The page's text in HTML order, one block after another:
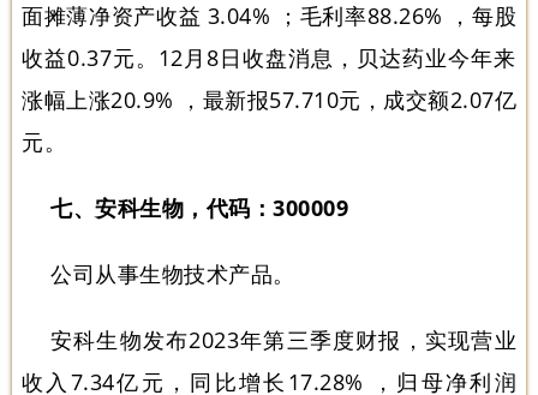
面摊薄净资产收益 3.04% ；毛利率88.26% ，每股
收益0.37元。12月8日收盘消息，贝达药业今年来
涨幅上涨20.9% ，最新报57.710元，成交额2.07亿
元。
七、安科生物，代码：300009
公司从事生物技术产品。
安科生物发布2023年第三季度财报，实现营业
收入7.34亿元，同比增长17.28% ，归母净利润